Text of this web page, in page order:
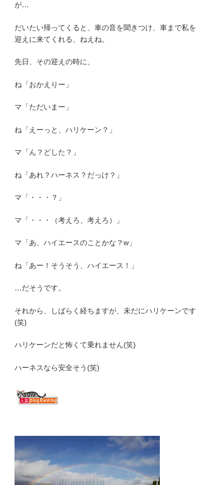
が…
だいたい帰ってくると、車の音を聞きつけ、車まで私を
迎えに来てくれる、ねえね。
先日、その迎えの時に、
ね「おかえりー」
マ「ただいまー」
ね「えーっと、ハリケーン？」
マ「ん？どした？」
ね「あれ？ハーネス？だっけ？」
マ「・・・？」
マ「・・・（考えろ、考えろ）」
マ「あ、ハイエースのことかな？w」
ね「あー！そうそう、ハイエース！」
…だそうです。
それから、しばらく経ちますが、未だにハリケーンです
(笑)
ハリケーンだと怖くて乗れません(笑)
ハーネスなら安全そう(笑)